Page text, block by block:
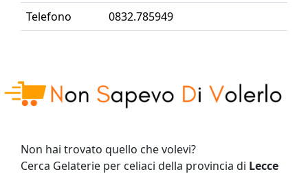
Telefono
0832.785949
Non hai trovato quello che volevi?
Cerca Gelaterie per celiaci della provincia di Lecce